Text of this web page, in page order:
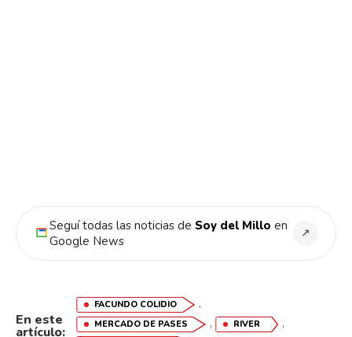
Seguí todas las noticias de Soy del Millo en
Google News
↗
En este
artículo:
FACUNDO COLIDIO ,
MERCADO DE PASES , RIVER ,